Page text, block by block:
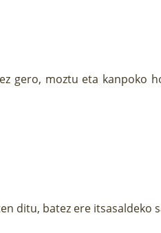
gero, moztu eta kanpoko
ditu, batez ere